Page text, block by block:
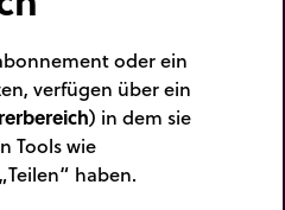
oder ein
verfügen über ein
) in dem sie
Tools wie
haben.